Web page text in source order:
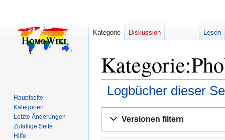
Logbücher dieser
Navigation
Suche
Versionen filtern
Kategorie Diskussion Lesen
Hauptseite
Kategorien
Letzte Änderungen
Zufällige Seite
Hilfe